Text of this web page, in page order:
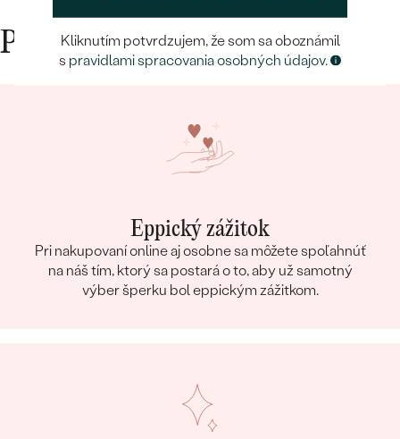
Prečo nakupovať v Eppi
Eppický zážitok
Pri nakupovaní online aj osobne sa môžete spoľahnúť
na náš tím, ktorý sa postará o to, aby už samotný
výber šperku bol eppickým zážitkom.
Kliknutím potvrdzujem, že som sa oboznámil
s pravidlami spracovania osobných údajov.